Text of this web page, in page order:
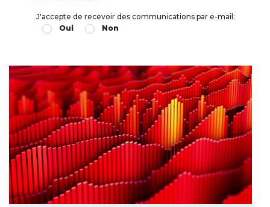
J'accepte de recevoir des communications par e-mail:
Oui
Non